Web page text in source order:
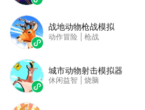
战地动物枪战模拟
动作冒险 枪战
城市动物射击模拟器
休闲益智 烧脑